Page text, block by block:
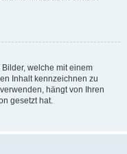
welche mit einem
Inhalt kennzeichnen zu
hängt von Ihren
gesetzt hat.